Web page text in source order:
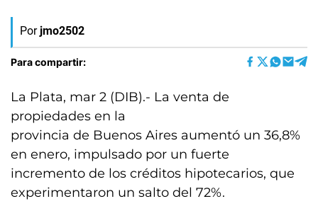
Por jmo2502
Para compartir:
La Plata, mar 2 (DIB).- La venta de
propiedades en la
provincia de Buenos Aires aumentó un 36,8%
en enero, impulsado por un fuerte
incremento de los créditos hipotecarios, que
experimentaron un salto del 72%.